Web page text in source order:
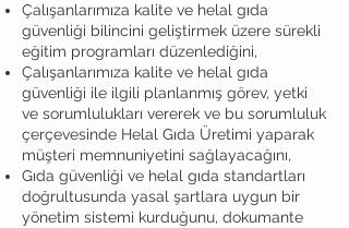
Çalışanlarımıza kalite ve helal gıda
güvenliği bilincini geliştirmek üzere sürekli
eğitim programları düzenlediğini,
Çalışanlarımıza kalite ve helal gıda
güvenliği ile ilgili planlanmış görev, yetki
ve sorumlulukları vererek ve bu sorumluluk
çerçevesinde Helal Gıda Üretimi yaparak
müşteri memnuniyetini sağlayacağını,
Gıda güvenliği ve helal gıda standartları
doğrultusunda yasal şartlara uygun bir
yönetim sistemi kurduğunu, dokumante